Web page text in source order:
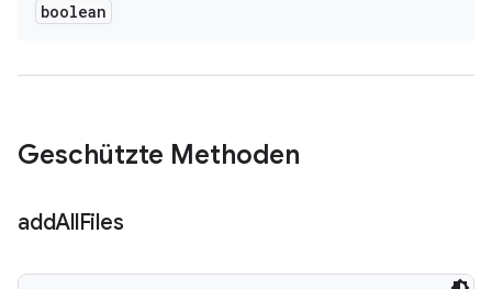
boolean
Geschützte Methoden
addAllFiles